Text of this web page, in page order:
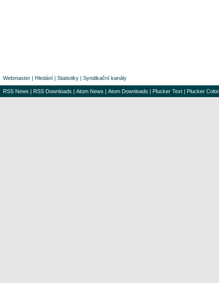
Webmaster | Hledání | Statistiky | Syndikační kanály
RSS News | RSS Downloads | Atom News | Atom Downloads | Plucker Text | Plucker Color